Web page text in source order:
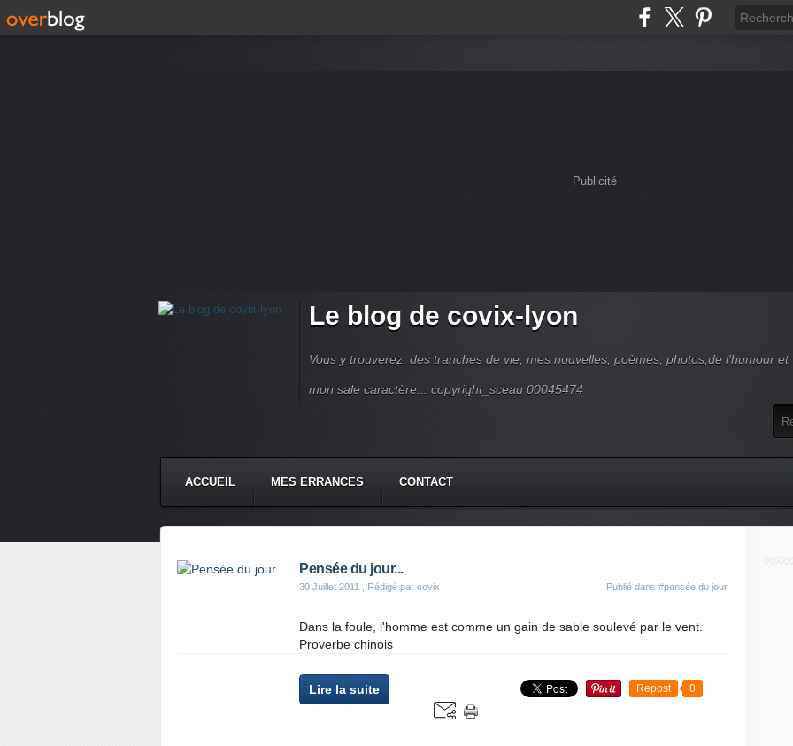
Publicité
Le blog de covix-lyon
Vous y trouverez, des tranches de vie, mes nouvelles, poèmes, photos,de l'humour et
mon sale caractère... copyright_sceau 00045474
ACCUEIL MES ERRANCES CONTACT
Pensée du jour...
30 Juillet 2011 , Rédigé par covix Publié dans #pensée du jour
Dans la foule, l'homme est comme un gain de sable soulevé par le vent.
Proverbe chinois
Lire la suite Repost 0